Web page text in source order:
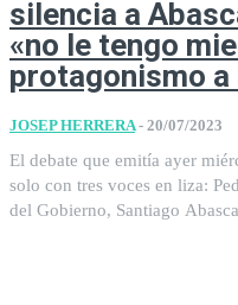
silencia a
«no le tengo
protagonismo a
JOSEP HERRERA - 20/07/2023
El debate que emitía ayer
solo con tres voces en liza:
del Gobierno, Santiago